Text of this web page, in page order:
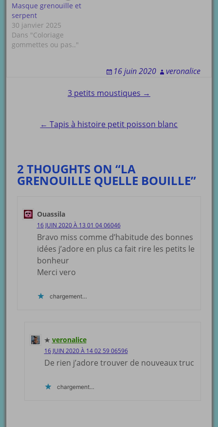
Masque grenouille et
serpent
30 janvier 2025
Dans "Coloriage
gommettes ou pas.."
16 juin 2020 veronalice
navigation
3 petits moustiques →
← Tapis à histoire petit poisson blanc
2 THOUGHTS ON “LA
GRENOUILLE QUELLE BOUILLE”
Ouassila
16 JUIN 2020 À 13 01 04 06046
Bravo miss comme d’habitude des bonnes
idées j’adore en plus ca fait rire les petits le
bonheur
Merci vero
chargement…
veronalice
16 JUIN 2020 À 14 02 59 06596
De rien j’adore trouver de nouveaux truc
chargement…